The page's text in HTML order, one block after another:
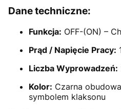
Dane techniczne:
Funkcja: OFF-(ON) –
Prąd / Napięcie Pracy:
Liczba Wyprowadzeń:
Kolor: Czarna
symbolem klaksonu